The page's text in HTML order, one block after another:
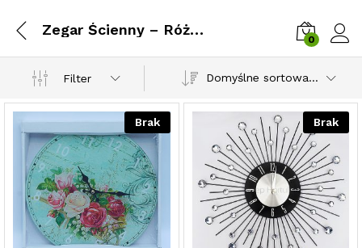
Zegar Ścienny – Róże [WR-0266]
0
Filter Domyślne sortowanie
Brak Brak